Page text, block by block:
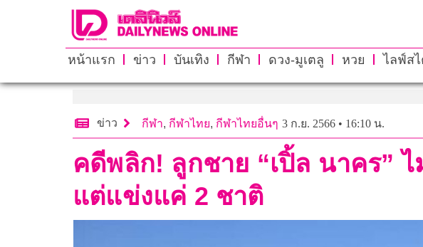
หน้าแรก ข่าว บันเทิง กีฬา ดวง-มูเตลู หวย ไลฟ์ส
ข่าว กีฬา, กีฬาไทย, กีฬาไทยอื่นๆ 3 ก.ย. 2566 • 16:10 น.
คดีพลิก! ลูกชาย “เปิ้ล นาคร”
แต่แข่งแค่ 2 ชาติ